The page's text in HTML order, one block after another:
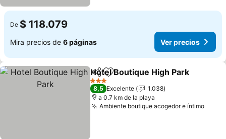
De $ 118.079
Mira precios de 6 páginas Ver precios
CompartirAgregar a favoritos
Hotel Boutique High Park
3 Estrellas
8,5 Excelente
1.038
a 0.7 km de la playa
Ambiente boutique acogedor e íntimoVer